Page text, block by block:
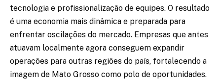
tecnologia e profissionalização de equipes. O resultado
é uma economia mais dinâmica e preparada para
enfrentar oscilações do mercado. Empresas que antes
atuavam localmente agora conseguem expandir
operações para outras regiões do país, fortalecendo a
imagem de Mato Grosso como polo de oportunidades.